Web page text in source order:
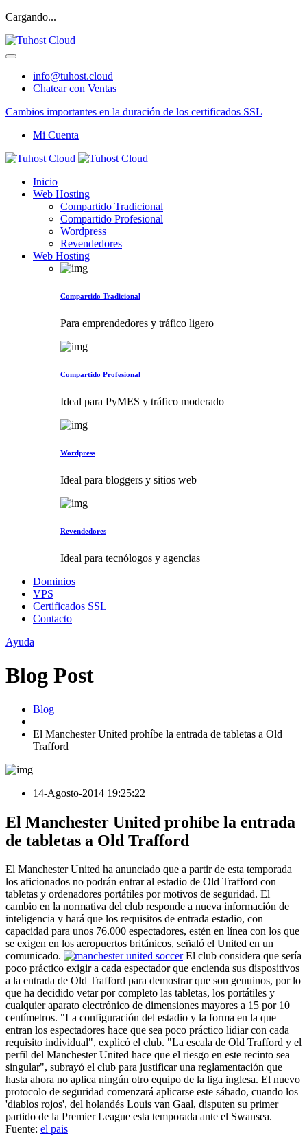
Cargando...
info@tuhost.cloud
Chatear con Ventas
Cambios importantes en la duración de los certificados SSL
Mi Cuenta
Inicio
Web Hosting
Compartido Tradicional
Compartido Profesional
Wordpress
Revendedores
Web Hosting
Compartido Tradicional
Para emprendedores y tráfico ligero
Compartido Profesional
Ideal para PyMES y tráfico moderado
Wordpress
Ideal para bloggers y sitios web
Revendedores
Ideal para tecnólogos y agencias
Dominios
VPS
Certificados SSL
Contacto
Ayuda
Blog Post
Blog
El Manchester United prohíbe la entrada de tabletas a Old
Trafford
14-Agosto-2014 19:25:22
El Manchester United prohíbe la entrada
de tabletas a Old Trafford
El Manchester United ha anunciado que a partir de esta temporada
los aficionados no podrán entrar al estadio de Old Trafford con
tabletas y ordenadores portátiles por motivos de seguridad. El
cambio en la normativa del club responde a nueva información de
inteligencia y hará que los requisitos de entrada estadio, con
capacidad para unos 76.000 espectadores, estén en línea con los que
se exigen en los aeropuertos británicos, señaló el United en un
comunicado.
El club considera que sería
poco práctico exigir a cada espectador que encienda sus dispositivos
a la entrada de Old Trafford para demostrar que son genuinos, por lo
que ha decidido vetar por completo las tabletas, los portátiles y
cualquier aparato electrónico de dimensiones mayores a 15 por 10
centímetros. "La configuración del estadio y la forma en la que
entran los espectadores hace que sea poco práctico lidiar con cada
requisito individual", explicó el club. "La escala de Old Trafford y el
perfil del Manchester United hace que el riesgo en este recinto sea
singular", subrayó el club para justificar una reglamentación que
hasta ahora no aplica ningún otro equipo de la liga inglesa. El nuevo
protocolo de seguridad comenzará aplicarse este sábado, cuando los
'diablos rojos', del holandés Louis van Gaal, disputen su primer
partido de la Premier League esta temporada ante el Swansea.
Fuente: el pais